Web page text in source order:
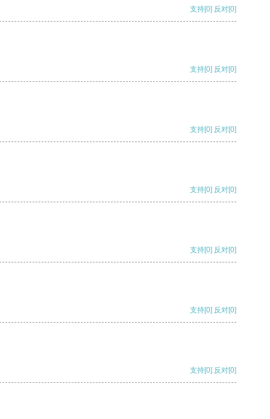
支持[0] 反对[0]
支持[0] 反对[0]
支持[0] 反对[0]
支持[0] 反对[0]
支持[0] 反对[0]
支持[0] 反对[0]
支持[0] 反对[0]